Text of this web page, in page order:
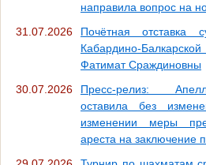
направила вопрос на
31.07.2026
Почётная отставка
Кабардино-
Фатимат Сраждиновны
30.07.2026
Пресс-релиз:
оставила без
изменении меры
ареста на заключение